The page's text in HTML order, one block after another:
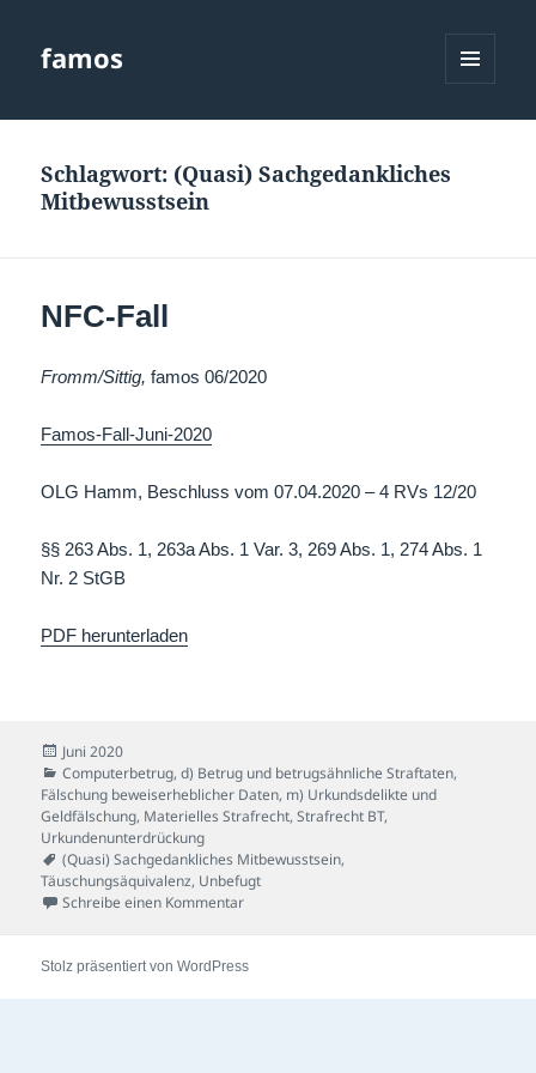
famos
Schlagwort: (Quasi) Sachgedankliches
Mitbewusstsein
NFC-Fall
Fromm/Sittig,famos 06/2020
Famos-Fall-Juni-2020
OLG Hamm, Beschluss vom 07.04.2020 – 4 RVs 12/20
§§ 263 Abs. 1, 263a Abs. 1 Var. 3, 269 Abs. 1, 274 Abs. 1
Nr. 2 StGB
PDF herunterladen
Veröffentlicht
am
Juni 2020
Kategorien
Computerbetrug,d) Betrug und betrugsähnliche Straftaten,
Fälschung beweiserheblicher Daten, m) Urkundsdelikte und
Geldfälschung, Materielles Strafrecht,Strafrecht BT,
Urkundenunterdrückung
Schlagwörter
(Quasi) Sachgedankliches Mitbewusstsein,
Täuschungsäquivalenz, Unbefugt
Schreibe einen Kommentarzu NFC-Fall
Stolz präsentiert von WordPress